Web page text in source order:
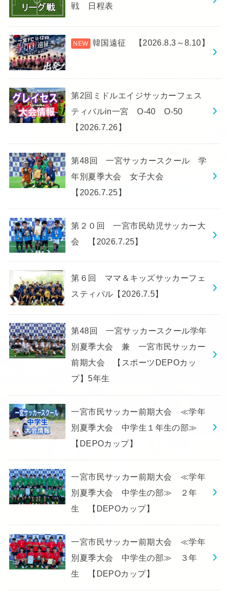
戦 日程表
韓国遠征 【2026.8.3～8.10】
第2回ミドルエイジサッカーフェス
ティバルin一宮 O-40 O-50
【2026.7.26】
第48回 一宮サッカースクール 学
年別夏季大会 女子大会
【2026.7.25】
第２０回 一宮市民幼児サッカー大
会 【2026.7.25】
第６回 ママ＆キッズサッカーフェ
スティバル【2026.7.5】
第48回 一宮サッカースクール学年
別夏季大会 兼 一宮市民サッカー
前期大会 【スポーツDEPOカッ
プ】5年生
一宮市民サッカー前期大会 ≪学年
別夏季大会 中学生１年生の部≫
【DEPOカップ】
一宮市民サッカー前期大会 ≪学年
別夏季大会 中学生の部≫ ２年
生 【DEPOカップ】
一宮市民サッカー前期大会 ≪学年
別夏季大会 中学生の部≫ ３年
生 【DEPOカップ】